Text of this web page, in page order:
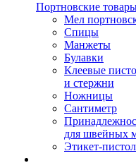
Портновские
Мел
Спицы
Манжеты
Булавки
Клеевые
и стержни
Ножницы
Сантиметр
для швейных
Этикет-